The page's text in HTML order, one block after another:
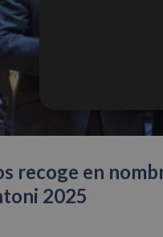
recoge en
2025